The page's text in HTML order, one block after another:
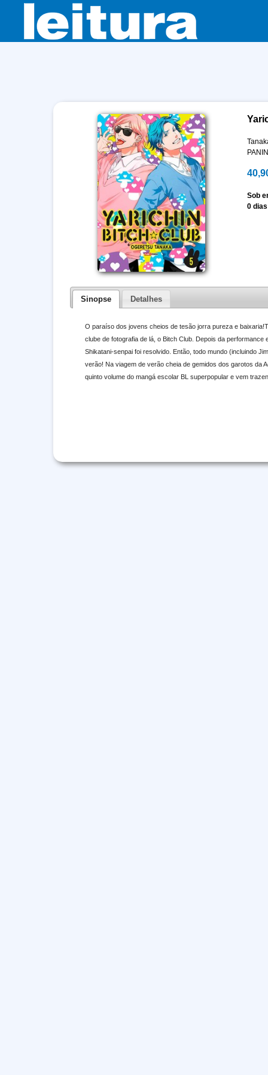
Sob
0 dias
Sinopse Detalhes
O paraíso dos jovens cheios de tesão jorra pureza e
clube de fotografia de lá, o Bitch Club. Depois da
Shikatani-senpai foi resolvido. Então, todo mundo (incluindo
verão! Na viagem de verão cheia de gemidos dos garotos da
quinto volume do mangá escolar BL superpopular e vem